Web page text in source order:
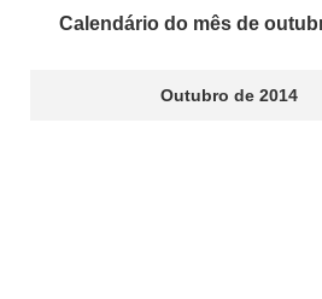
Calendário do mês de
Outubro de 2014